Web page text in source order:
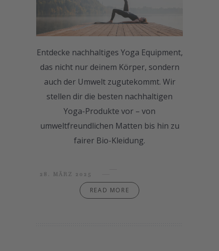
Entdecke nachhaltiges Yoga Equipment,
das nicht nur deinem Körper, sondern
auch der Umwelt zugutekommt. Wir
stellen dir die besten nachhaltigen
Yoga-Produkte vor – von
umweltfreundlichen Matten bis hin zu
fairer Bio-Kleidung.
28. MÄRZ 2025
READ MORE